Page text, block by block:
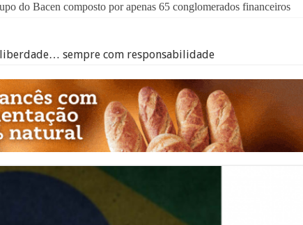
do Bacen composto por apenas 65 conglomerados financeiros
sempre com responsabilidade